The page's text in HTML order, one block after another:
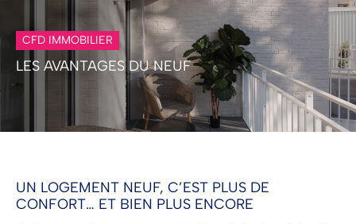
CFD IMMOBILIER
LES AVANTAGES DU NEUF
UN LOGEMENT NEUF, C’EST PLUS DE
CONFORT… ET BIEN PLUS ENCORE